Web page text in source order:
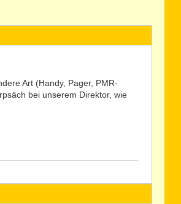
Art (Handy, Pager, PMR-
bei unserem Direktor, wie